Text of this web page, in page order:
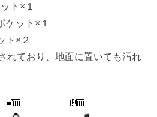
ト×１
ト×１
×２
れており、地面に置いても汚れ